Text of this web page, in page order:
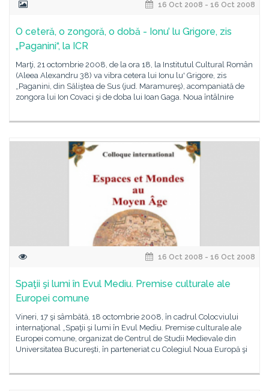
16 Oct 2008 - 16 Oct 2008
O ceteră, o zongoră, o dobă - Ionu’ lu Grigore, zis
„Paganini“, la ICR
Marţi, 21 octombrie 2008, de la ora 18, la Institutul Cultural Român
(Aleea Alexandru 38) va vibra cetera lui Ionu lu' Grigore, zis
„Paganini, din Săliştea de Sus (jud. Maramureş), acompaniată de
zongora lui Ion Covaci şi de doba lui Ioan Gaga. Noua întâlnire
16 Oct 2008 - 16 Oct 2008
Spaţii şi lumi în Evul Mediu. Premise culturale ale
Europei comune
Vineri, 17 şi sâmbătă, 18 octombrie 2008, în cadrul Colocviului
internaţional „Spaţii şi lumi în Evul Mediu. Premise culturale ale
Europei comune, organizat de Centrul de Studii Medievale din
Universitatea Bucureşti, în parteneriat cu Colegiul Noua Europă şi